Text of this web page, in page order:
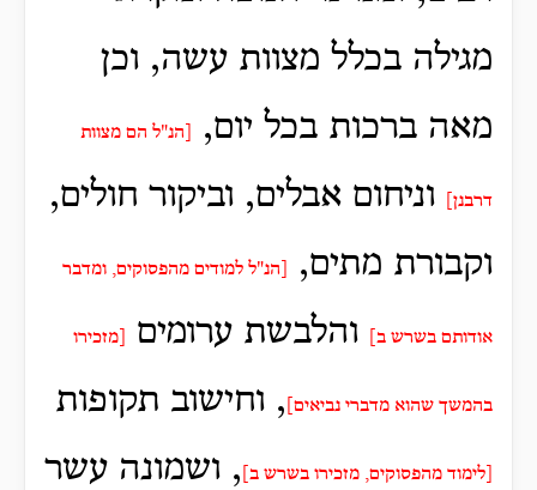
מגילה בכלל מצוות עשה, וכן
מאה ברכות בכל יום,
[הנ"ל הם מצוות
דרבנן]
וניחום אבלים, וביקור חולים,
וקבורת מתים,
[הנ"ל למודים מהפסוקים, ומדבר
אודותם בשרש ב] והלבשת ערומים [מזכירו
בהמשך שהוא מדברי נביאים] , וחישוב תקופות
[לימוד מהפסוקים, מזכירו בשרש ב] , ושמונה עשר